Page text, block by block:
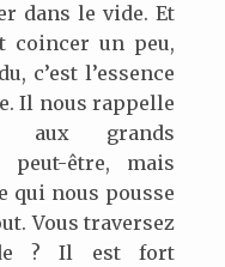
dans le vide. Et
coincer un peu,
c’est l’essence
Il nous rappelle
aux grands
peut-être, mais
qui nous pousse
Vous traversez
? Il est fort